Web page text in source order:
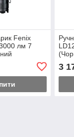
Fenix
лм 7
3